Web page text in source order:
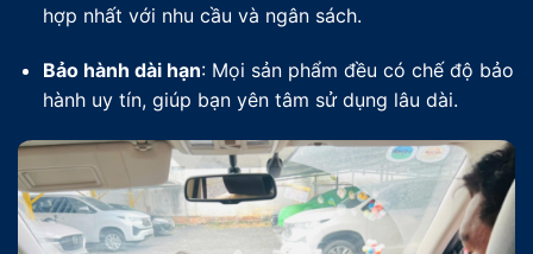
hợp nhất với nhu cầu và ngân sách.
Bảo hành dài hạn: Mọi sản phẩm đều có chế độ bảo
hành uy tín, giúp bạn yên tâm sử dụng lâu dài.